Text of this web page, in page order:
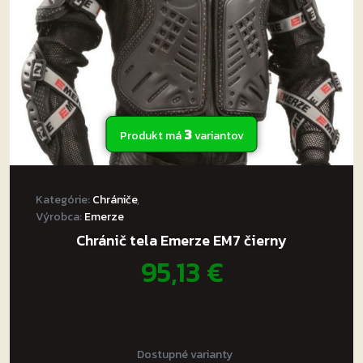
Produkt má3variantov
Kategórie:Chrániče,
Výrobca:Emerze
Chránič tela Emerze EM7 čierny
95,13€
Dostupné varianty